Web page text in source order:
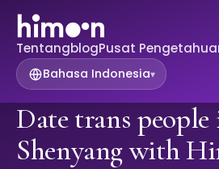
TentangblogPusat
Bahasa Indonesia▾
Date trans people
Shenyang with